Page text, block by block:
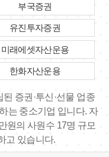
부국증권
유진투자증권
미래에셋자산운용
한화자산운용
증권·투신·선물 업종
는 중소기업 입니다. 자
원의 사원수 17명 규모
고 있습니다.